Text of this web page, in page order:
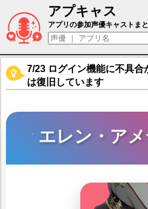
アプキャス
エレン・アメディ
アプリの参加声優キャストま
7/23 ログイン機能に不具
は復旧しています
エレン・ア